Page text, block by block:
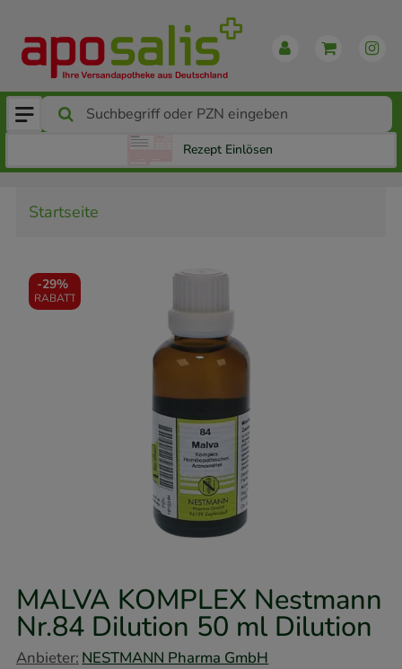
Rezept Einlösen
Startseite
-29%
RABATT
MALVA KOMPLEX Nestmann
Nr.84 Dilution 50 ml Dilution
Anbieter: NESTMANN Pharma GmbH